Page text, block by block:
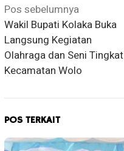
Navigasi
pos
Pos sebelumnya
Wakil Bupati Kolaka Buka
Langsung Kegiatan
Olahraga dan Seni Tingkat
Kecamatan Wolo
POS TERKAIT